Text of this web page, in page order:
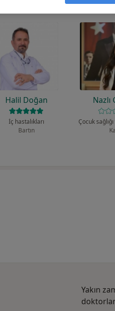
Halil Doğan
İç hastalıkları
Bartın
Nazlı
Çocuk
Yakın